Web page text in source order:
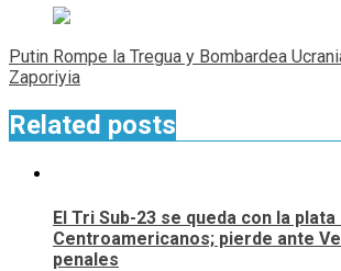
Putin Rompe la Tregua y Bombardea
Zaporiyia
Related posts
El Tri Sub-23 se queda con la
Centroamericanos; pierde ante
penales